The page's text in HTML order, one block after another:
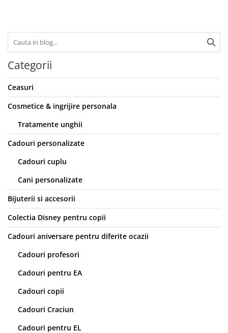
Categorii
Ceasuri
Cosmetice & ingrijire personala
Tratamente unghii
Cadouri personalizate
Cadouri cuplu
Cani personalizate
Bijuterii si accesorii
Colectia Disney pentru copii
Cadouri aniversare pentru diferite ocazii
Cadouri profesori
Cadouri pentru EA
Cadouri copii
Cadouri Craciun
Cadouri pentru EL